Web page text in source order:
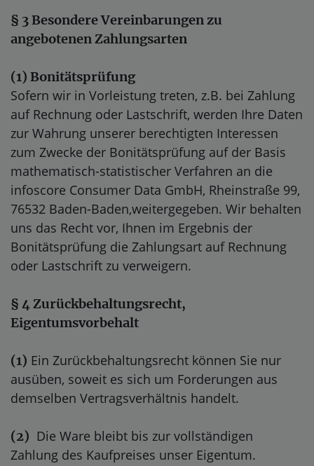
§ 3 Besondere Vereinbarungen zu
angebotenen Zahlungsarten
(1) Bonitätsprüfung
Sofern wir in Vorleistung treten, z.B. bei Zahlung
auf Rechnung oder Lastschrift, werden Ihre Daten
zur Wahrung unserer berechtigten Interessen
zum Zwecke der Bonitätsprüfung auf der Basis
mathematisch-statistischer Verfahren an die
infoscore Consumer Data GmbH, Rheinstraße 99,
76532 Baden-Baden,weitergegeben. Wir behalten
uns das Recht vor, Ihnen im Ergebnis der
Bonitätsprüfung die Zahlungsart auf Rechnung
oder Lastschrift zu verweigern.
§ 4 Zurückbehaltungsrecht,
Eigentumsvorbehalt
(1) Ein Zurückbehaltungsrecht können Sie nur
ausüben, soweit es sich um Forderungen aus
demselben Vertragsverhältnis handelt.
(2) Die Ware bleibt bis zur vollständigen
Zahlung des Kaufpreises unser Eigentum.